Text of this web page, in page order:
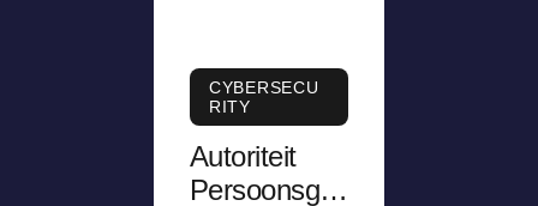
CYBERSECU
RITY
Autoriteit
Persoonsge